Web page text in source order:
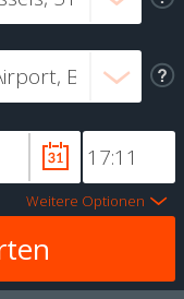
Weitere Optionen